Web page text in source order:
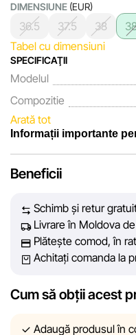
DIMENSIUNE (EUR)
36.5 37.5 38
Tabel cu dimensiuni
SPECIFICAŢII
Modelul
Compozitie
Arată tot
Informații importante
încrederea clienților
prezentate pe site să fie
actuale. Scopul nostru
veridice, pentru ca dvs.
de cumpărare.
Cu toate acestea, în
afișate pe site, din cauza
Beneficii
Schimb și retur
Livrare în Moldova
Plătește comod, în
Achitați comanda la
Cum să obții acest
Adaugă produsul în